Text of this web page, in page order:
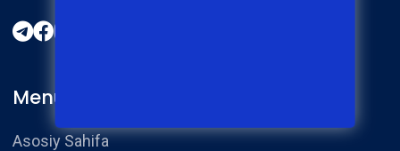
Menu
Asosiy Sahifa